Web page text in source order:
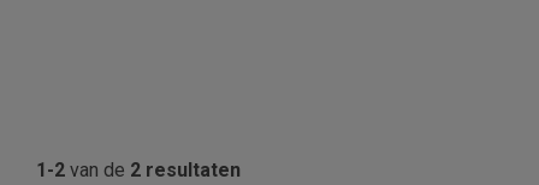
1-2 van de 2 resultaten